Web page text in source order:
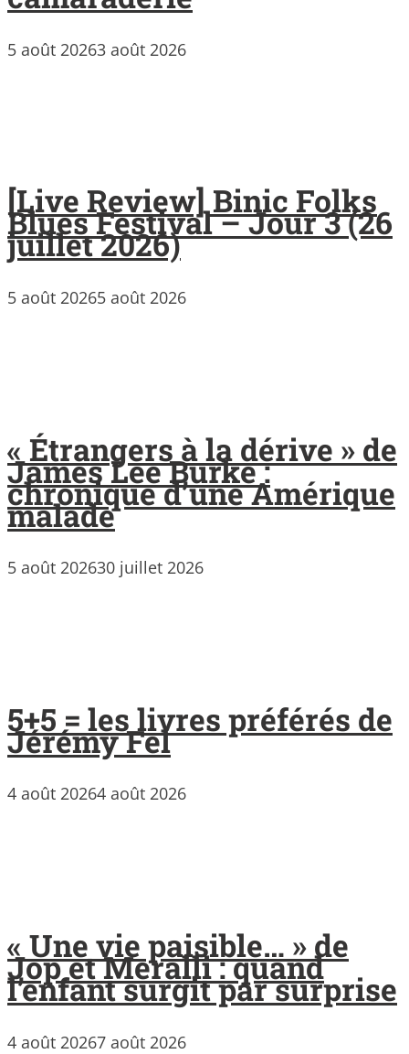
5 août 20263 août 2026
[Live Review] Binic Folks
Blues Festival – Jour 3 (26
juillet 2026)
5 août 20265 août 2026
« Étrangers à la dérive » de
James Lee Burke :
chronique d’une Amérique
malade
5 août 202630 juillet 2026
5+5 = les livres préférés de
Jérémy Fel
4 août 20264 août 2026
« Une vie paisible… » de
Jop et Meralli : quand
l’enfant surgit par surprise
4 août 20267 août 2026